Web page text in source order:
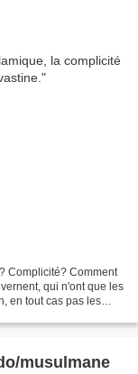
Complicité? Comment
qui n'ont que les
en tout cas pas les
musulmane